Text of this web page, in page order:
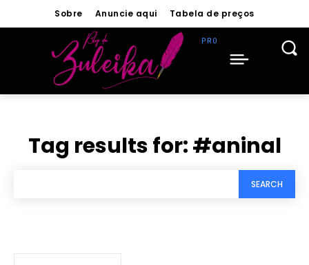
Sobre Anuncie aqui Tabela de preços
Tag results for:#aninal
SEARCH